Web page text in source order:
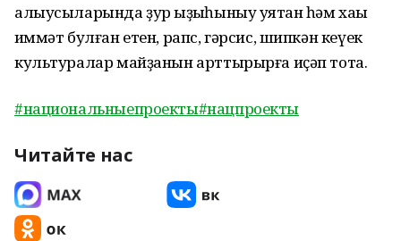
алыусыларында ҙур ҡыҙыҡһыныу уятҡан һәм хаҡы
ҡиммәт булған етен, рапс, гәрсис, шипкән кеүек
культуралар майҙанын арттырырға иҫәп тота.
#национальныепроекты#нацпроекты
Читайте нас